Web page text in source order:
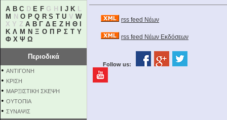
A B C D E FG H J K L
M
N O P Q R S T U V W
X Y ZΑ Β Γ Δ Ε Ζ Η Θ
Κ Λ Μ Ν Ξ Ο Π Ρ Σ Τ Υ
Φ Χ Ψ Ω
Περιοδικά
• ΑΝΤΙΓΟΝΗ
• ΚΡΙΣΗ
• ΜΑΡΞΙΣΤΙΚΗ ΣΚΕΨΗ
• ΟΥΤΟΠΙΑ
• ΣΥΝΑΨΙΣ
rss feed Νέων
rss feed Νέων Εκδόσεων
Follow us: